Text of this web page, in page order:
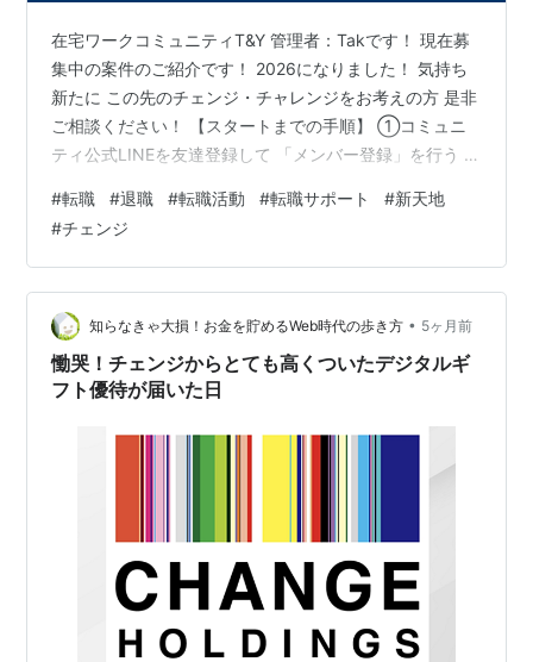
在宅ワークコミュニティT&Y 管理者：Takです！ 現在募
集中の案件のご紹介です！ 2026になりました！ 気持ち
新たに この先のチェンジ・チャレンジをお考えの方 是非
ご相談ください！ 【スタートまでの手順】 ①コミュニ
ティ公式LINEを友達登録して 「メンバー登録」を行う 公
したら メニューの「案件一覧」よりご興味ある案件を探
す ②管理者LINEを友達登録し 管理者LINEへ 本案件No.
「125 or 126 or 127」を送信ください 管理者LINE：
https://line.me/ti/p/SnjtU_G…
#転職 #退職 #転職活動 #転職サポート #新天地
#チェンジ
知らなきゃ大損！お金を貯めるWeb時代の歩き方 • 5ヶ月前
慟哭！チェンジからとても高くついたデジタルギ
フト優待が届いた日